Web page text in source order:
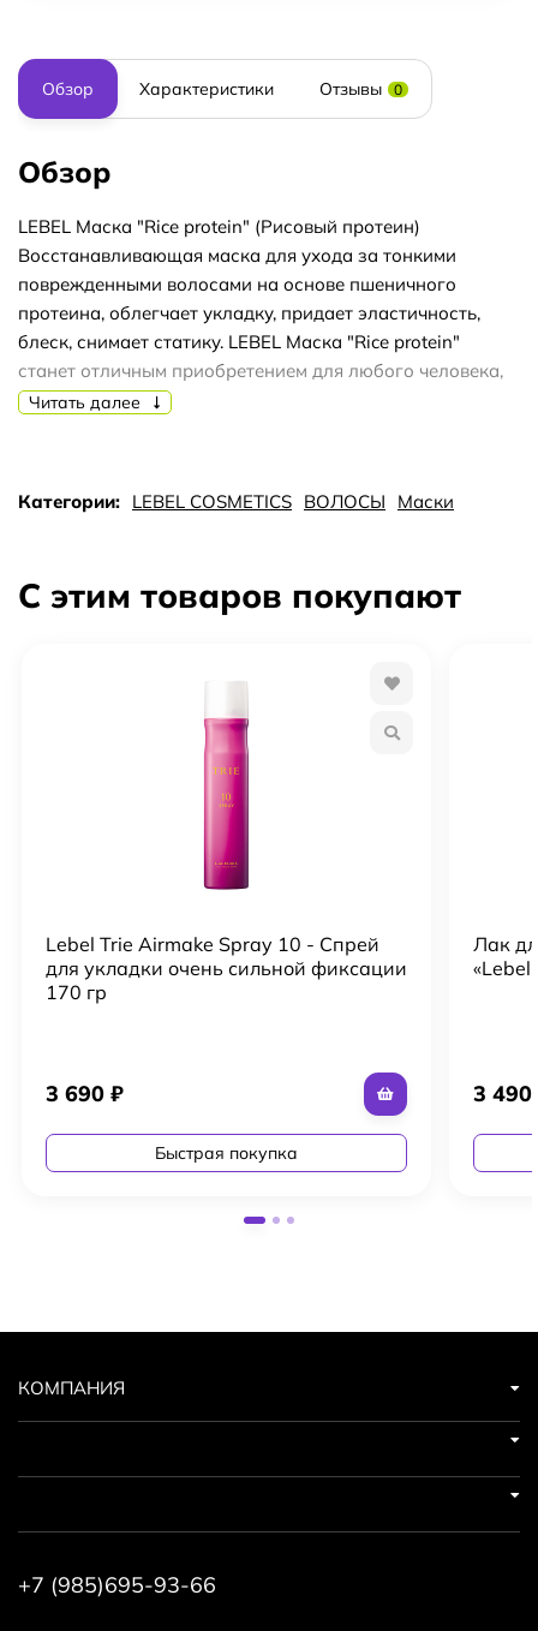
Обзор Характеристики Отзывы 0
Обзор
LEBEL Маска "Rice protein" (Рисовый протеин)
Восстанавливающая маска для ухода за тонкими
поврежденными волосами на основе пшеничного
протеина, облегчает укладку, придает эластичность,
блеск, снимает статику. LEBEL Маска "Rice protein"
станет отличным приобретением для любого человека,
который хочет вернуть волосам гладкость, эластичность
становятся очень красивыми в движении.
Небольшое количество маски распределите по волосам,
Читать далее
Категории: LEBEL COSMETICS ВОЛОСЫ Маски
С этим товаров покупают
Lebel Trie Airmake Spray 10 - Спрей
для укладки очень сильной фиксации
170 гр
3 690 ₽
Быстрая покупка
Лак
«Lebel
3 490
КОМПАНИЯ
+7 (985)695-93-66